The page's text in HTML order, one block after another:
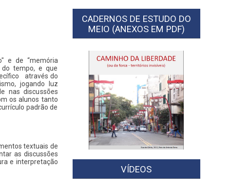
e de “memória
do tempo, e que
através do
jogando luz
nas discussões
os alunos tanto
padrão de
textuais de
as discussões
e interpretação
CADERNOS DE ESTUDO DO
MEIO (ANEXOS EM PDF)
VÍDEOS